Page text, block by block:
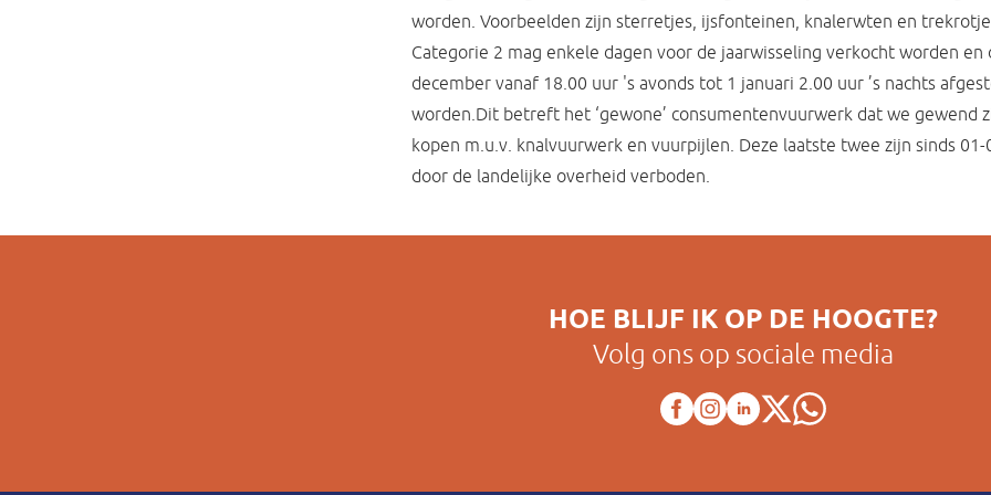
worden. Voorbeelden zijn sterretjes, ijsfonteinen, knalerwten en
Categorie 2 mag enkele dagen voor de jaarwisseling verkocht worden en
december vanaf 18.00 uur 's avonds tot 1 januari 2.00 uur ’s nachts
worden.Dit betreft het ‘gewone’ consumentenvuurwerk dat we gewend
kopen m.u.v. knalvuurwerk en vuurpijlen. Deze laatste twee zijn sinds 01-
door de landelijke overheid verboden.
HOE BLIJF IK OP DE HOOGTE?
Volg ons op sociale media